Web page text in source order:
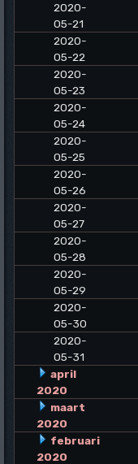
2020-
05-21
2020-
05-22
2020-
05-23
2020-
05-24
2020-
05-25
2020-
05-26
2020-
05-27
2020-
05-28
2020-
05-29
2020-
05-30
2020-
05-31
april
2020
maart
2020
februari
2020